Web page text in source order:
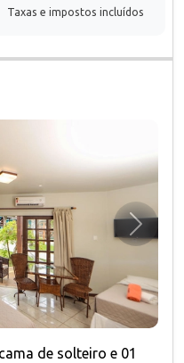
Taxas e impostos incluídos
de solteiro e 01